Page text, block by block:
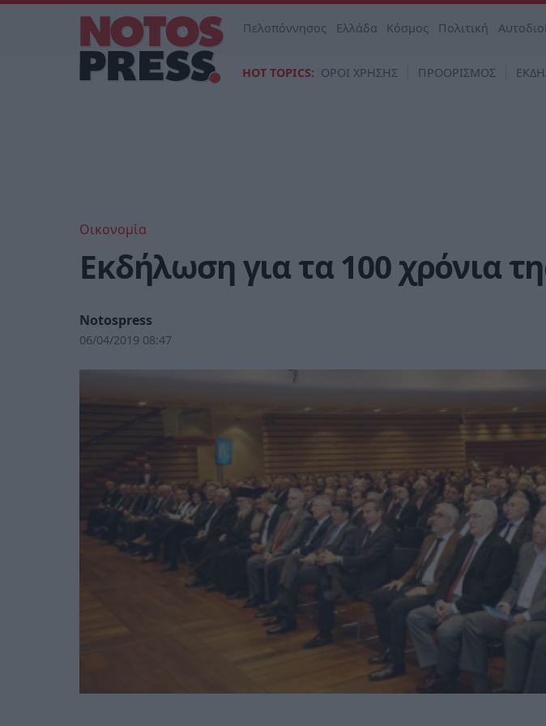
Πελοπόννησος Ελλάδα Κόσμος Πολιτική
HOT TOPICS: ΟΡΟΙ ΧΡΗΣΗΣ ΠΡΟΟΡΙΣΜΟΣ
Οικονομία
Εκδήλωση για τα 100 χρόνια
Notospress
06/04/2019 08:47